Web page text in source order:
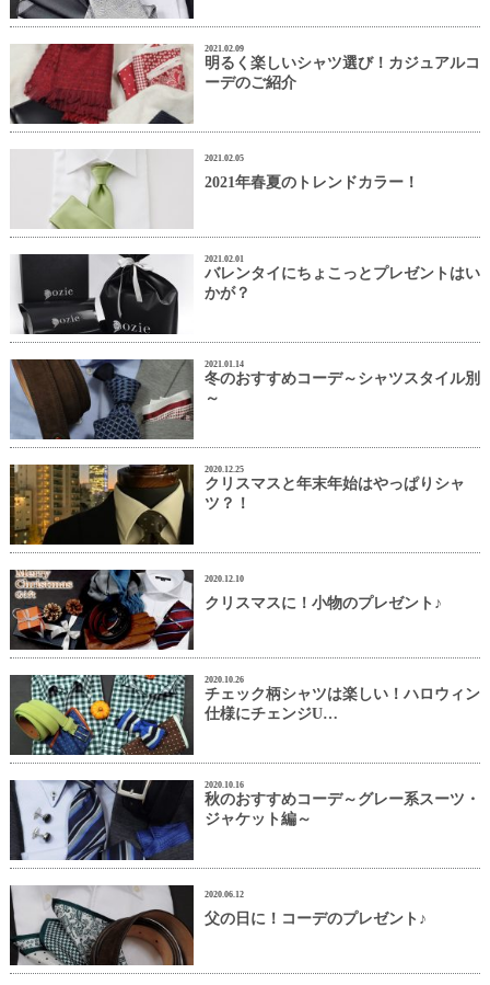
2021.02.09
明るく楽しいシャツ選び！カジュアルコ
ーデのご紹介
2021.02.05
2021年春夏のトレンドカラー！
2021.02.01
バレンタイにちょこっとプレゼントはい
かが？
2021.01.14
冬のおすすめコーデ～シャツスタイル別
～
2020.12.25
クリスマスと年末年始はやっぱりシャ
ツ？！
2020.12.10
クリスマスに！小物のプレゼント♪
2020.10.26
チェック柄シャツは楽しい！ハロウィン
仕様にチェンジU…
2020.10.16
秋のおすすめコーデ～グレー系スーツ・
ジャケット編～
2020.06.12
父の日に！コーデのプレゼント♪